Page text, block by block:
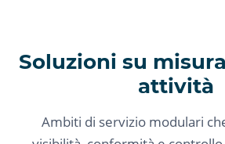
Soluzioni su
attività
Ambiti di servizio modulari